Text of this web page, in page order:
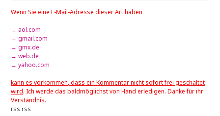
Wenn Sie eine E-Mail-Adresse dieser Art haben
→ aol.com
→ gmail.com
→ gmx.de
→ web.de
→ yahoo.com
kann es vorkommen, dass ein Kommentar nicht sofort frei geschaltet
wird. Ich werde das baldmöglichst von Hand erledigen. Danke für ihr
Verständnis.
rss rss